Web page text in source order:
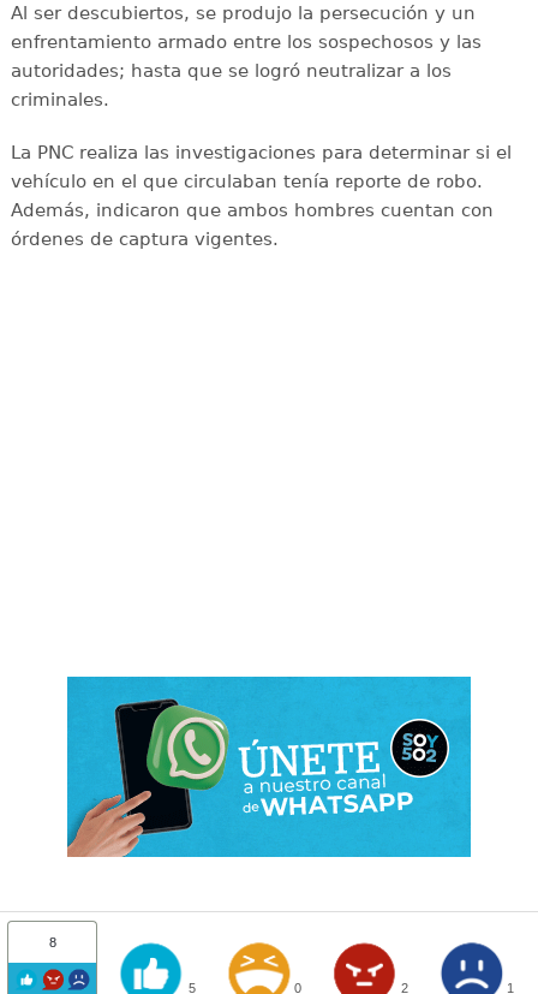
Al ser descubiertos, se produjo la persecución y un
enfrentamiento armado entre los sospechosos y las
autoridades; hasta que se logró neutralizar a los
criminales.
La PNC realiza las investigaciones para determinar si el
vehículo en el que circulaban tenía reporte de robo.
Además, indicaron que ambos hombres cuentan con
órdenes de captura vigentes.
8
5 0 2 1